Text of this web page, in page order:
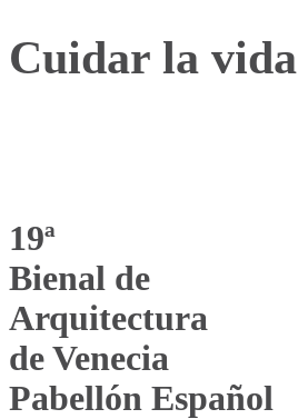
Cuidar la vida
19ª
Bienal de
Arquitectura
de Venecia
Pabellón Español